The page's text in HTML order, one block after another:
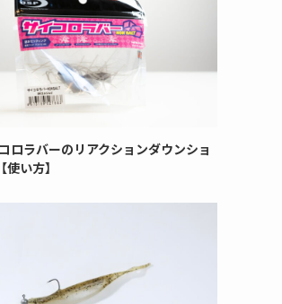
ロラバーのリアクションダウンショ
い方】